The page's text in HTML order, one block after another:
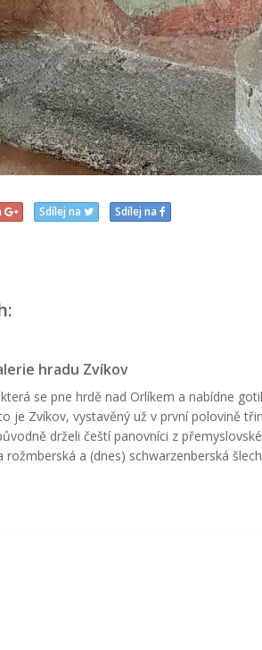
Sdílej na Sdílej na
hradu Zvíkov
se pne hrdě nad Orlíkem a nabídne
je Zvíkov, vystavěný už v první polovině
drželi čeští panovníci z
rožmberská a (dnes) schwarzenberská